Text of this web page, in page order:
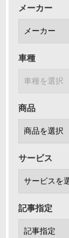
メーカー
車種
商品
サービス
記事指定